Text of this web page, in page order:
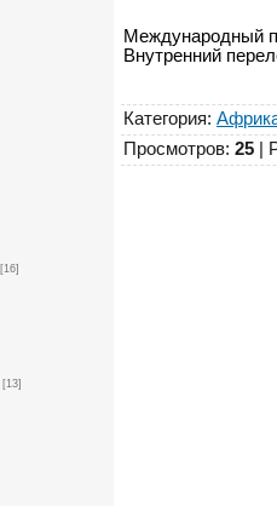
[16]
[13]
Международный
Внутренний
Категория:
Просмотров: 25